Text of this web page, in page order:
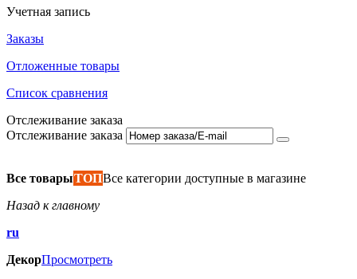
Учетная запись
Заказы
Отложенные товары
Список сравнения
Отслеживание заказа
Отслеживание заказа
Все товарыТОПВсе категории доступные в магазине
Назад к главному
ru
ДекорПросмотреть